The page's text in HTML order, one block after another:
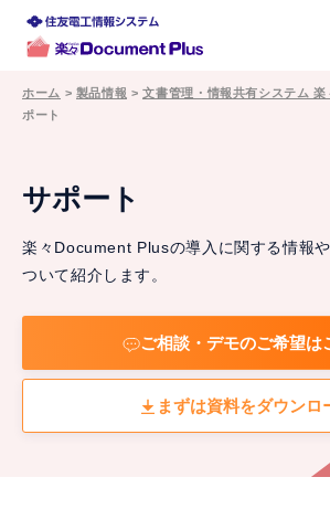
文書管理システムの選び方
機能
利用シーン
事例
ホーム > 製品情報 >文書管理・情報共有システム
ポート
サポート
楽々Document Plusの導入に関する情報
ついて紹介します。
ご相談・デモのご希望は
まずは資料をダウンロ